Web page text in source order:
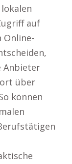
auf
Online-
Anbieter
über
können